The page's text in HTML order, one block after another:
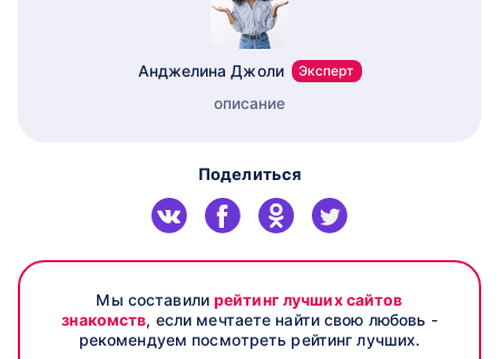
Анджелина Джоли Эксперт
описание
Поделиться
Мы составилирейтинг лучших сайтов
знакомств, если мечтаете найти свою любовь -
рекомендуем посмотреть рейтинг лучших.